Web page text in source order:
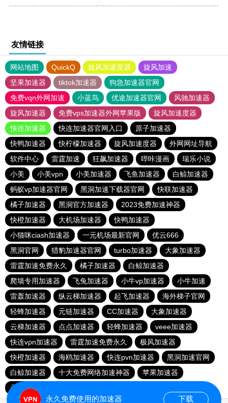
友情链接
网站地图 QuickQ 旋风加速度器
旋风加速
坚果加速器
tiktok加速器
狗急加速器官网
免费vqn外网加速
小蓝鸟 优途加速器官网
风驰加速器
旋风加速器
免费vps加速器外网苹果版
旋风加速度器
快连加速器
快连加速器官网入口
原子加速器
快鸭加速器
快柠檬加速器 旋风加速度器
外网网址导航
软件中心
雷霆加速 狂飙加速器 哔咔漫画
瑞乐小说
小美
小美vpn 小美加速器 飞鱼加速器
白鲸加速器
蚂蚁vp加速器官网
黑洞加速下载器官网
快联加速器
橘子加速器
黑洞官方加速器
2023免费加速神器
快橙加速器
大机场加速器
快鸭加速器
小猫咪ciash加速器
一元机场最新官网
优云666
黑洞官网
猎豹加速器官网 turbo加速器
大象加速器
雷霆加速免费永久
橘子加速器
白鲸加速器
爬墙专用加速器
飞兔加速器 小牛vp加速器
小牛加速
雷轰加速器
纵云梯加速器 起飞加速器
海外梯子官网
轻蜂加速器
元链加速器 CC加速器
大象加速器
云梯加速器
点点加速器 轻蜂加速器
veee加速器
快连vρn加速器
雷霆加速免费永久
极风加速器
快橙加速器
海鸥加速器 快连pvn加速器
黑洞加速官网
白鲸加速器
十大免费网络加速神器
苹果加速器
元链加速器
永久免费使用的加速器 下载